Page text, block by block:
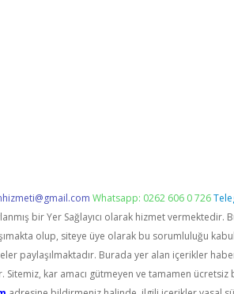
Whatsapp: 0262 606 0 726
bir Yer Sağlayıcı olarak hizmet
olup, siteye üye olarak bu sorumluluğu
paylaşılmaktadır. Burada yer alan içerikler
kar amacı gütmeyen ve tamamen